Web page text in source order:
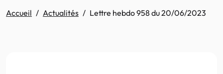
Accueil Actualités Lettre hebdo 958 du 20/06/2023